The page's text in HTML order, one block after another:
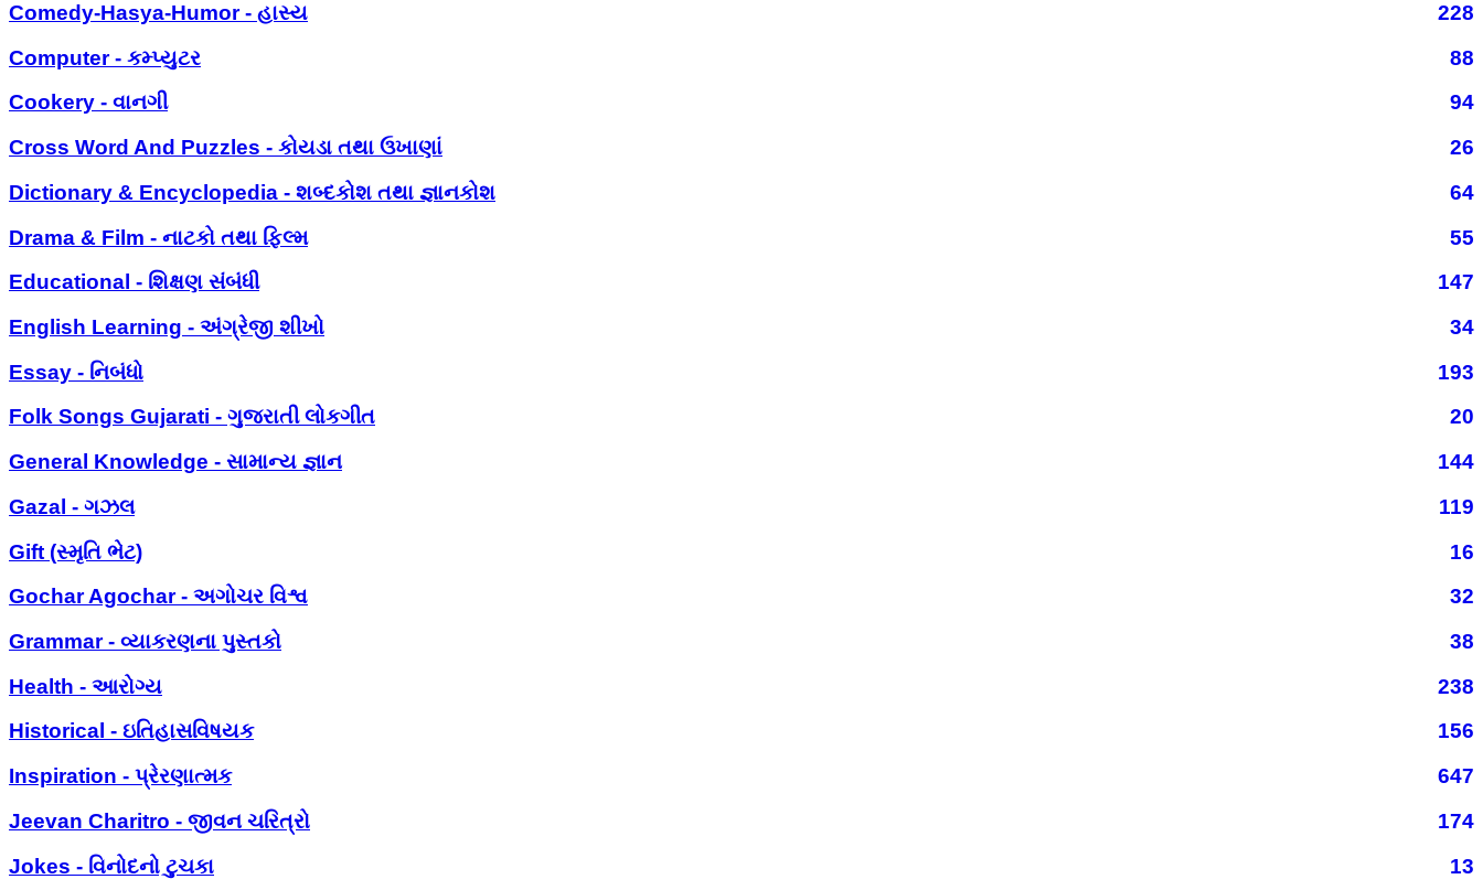
Comedy-Hasya-Humor - હાસ્ય
228
Computer - કમ્પ્યુટર
88
Cookery - વાનગી
94
Cross Word And Puzzles - કોયડા તથા ઉખાણાં
26
Dictionary & Encyclopedia - શબ્દકોશ તથા જ્ઞાનકોશ
64
Drama & Film - નાટકો તથા ફિલ્મ
55
Educational - શિક્ષણ સંબંધી
147
English Learning - અંગ્રેજી શીખો
34
Essay - નિબંધો
193
Folk Songs Gujarati - ગુજરાતી લોકગીત
20
General Knowledge - સામાન્ય જ્ઞાન
144
Gazal - ગઝલ
119
Gift (સ્મૃતિ ભેટ)
16
Gochar Agochar - અગોચર વિશ્વ
32
Grammar - વ્યાકરણના પુસ્તકો
38
Health - આરોગ્ય
238
Historical - ઇતિહાસવિષયક
156
Inspiration - પ્રેરણાત્મક
647
Jeevan Charitro - જીવન ચરિત્રો
174
Jokes - વિનોદનો ટુચકા
13